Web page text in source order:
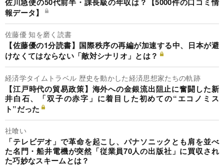
報データ】
佐藤優 知を磨く読書
【佐藤優の1分読書】国際秩序の再編が加速する中、日本が避
けなくてはならない「敵対シナリオ」とは？
経済学タイムトラベル 歴史を動かした経済思想家たちの軌跡
【江戸時代の貿易政策】海外への金銀流出阻止に奮闘した新
井白石、「双子の赤字」に着目した初めての“エコノミス
ト”だった
社喰い
「テレビデオ」で革命を起こし、パナソニックとも肩を並べ
た名門・船井電機が突然「従業員70人の出版社」に買収され
た巧妙なスキームとは？